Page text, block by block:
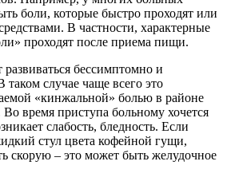
боли, которые быстро проходят или
В частности, характерные
проходят после приема пищи.
бессимптомно и
таком случае чаще всего это
«кинжальной» болью в районе
Во время приступа больному хочется
слабость, бледность. Если
стул цвета кофейной гущи,
скорую – это может быть желудочное